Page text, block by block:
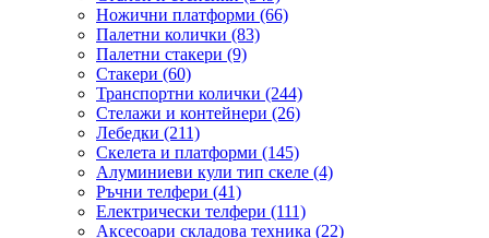
Ножични платформи (66)
Палетни колички (83)
Палетни стакери (9)
Стакери (60)
Транспортни колички (244)
Стелажи и контейнери (26)
Лебедки (211)
Скелета и платформи (145)
Алуминиеви кули тип скеле (4)
Ръчни телфери (41)
Електрически телфери (111)
Аксесоари складова техника (22)